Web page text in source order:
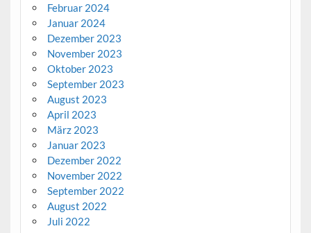
Februar 2024
Januar 2024
Dezember 2023
November 2023
Oktober 2023
September 2023
August 2023
April 2023
März 2023
Januar 2023
Dezember 2022
November 2022
September 2022
August 2022
Juli 2022